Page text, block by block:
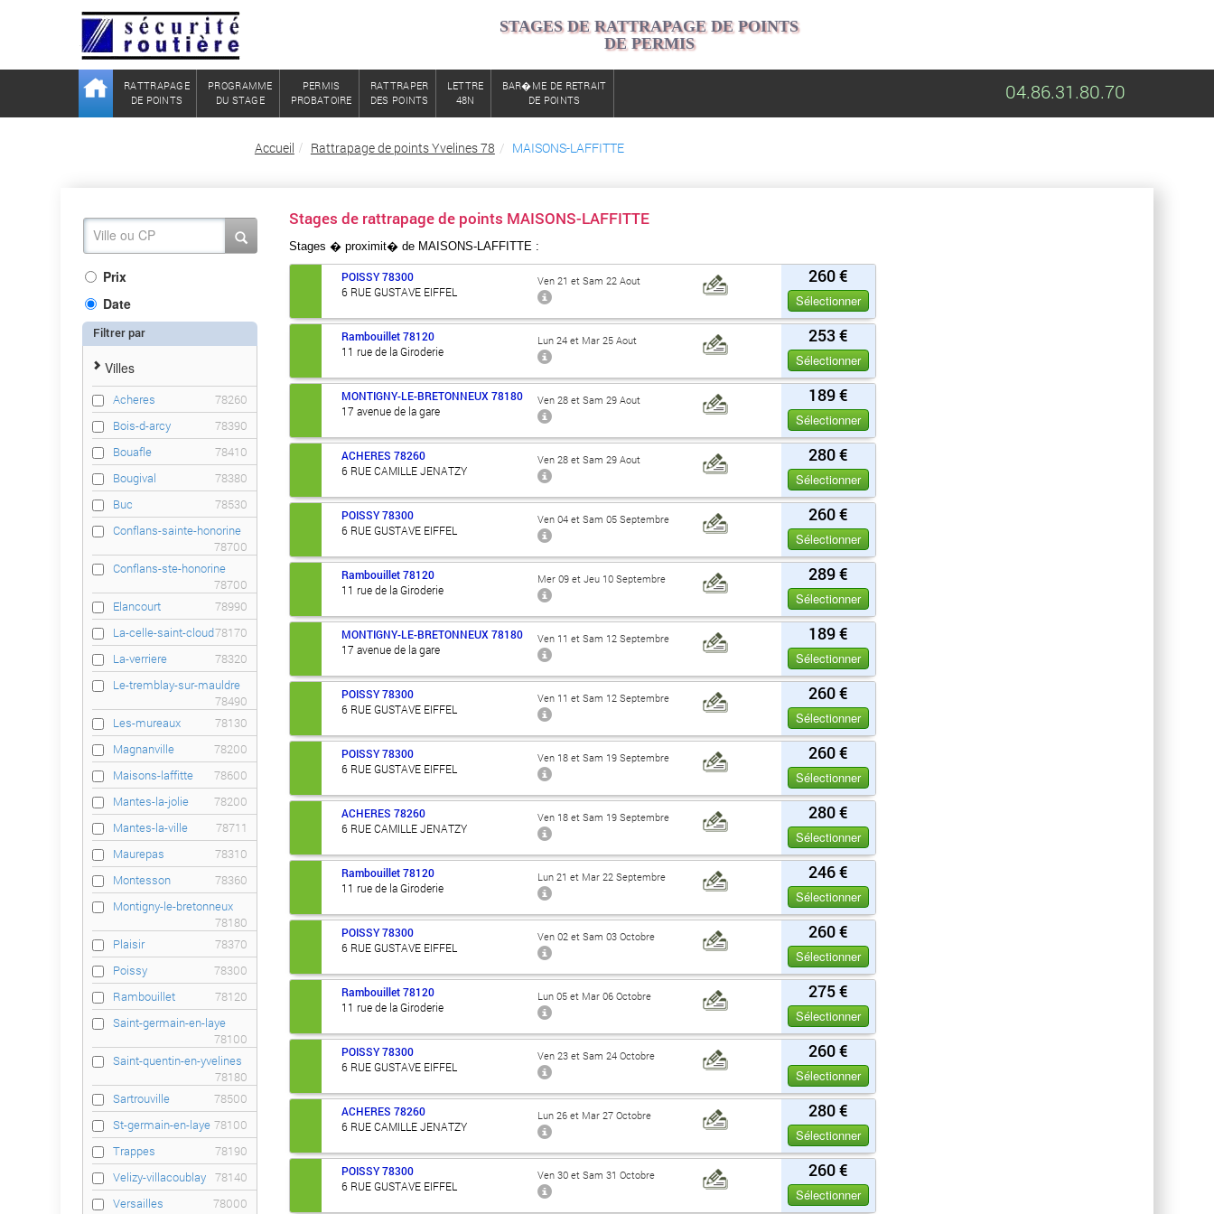
STAGES DE RATTRAPAGE DE POINTS
DE PERMIS
RATTRAPAGE
DE POINTS
PROGRAMME
DU STAGE
PERMIS
PROBATOIRE
RATTRAPER
DES POINTS
LETTRE
48N
BAR�ME DE RETRAIT
DE POINTS
04.86.31.80.70
Accueil Rattrapage de points Yvelines 78 MAISONS-LAFFITTE
Prix
Date
Filtrer par
Villes
Acheres
78260
Bois-d-arcy
78390
Bouafle
78410
Bougival
78380
Buc
78530
Conflans-sainte-honorine
78700
Conflans-ste-honorine
78700
Elancourt
78990
La-celle-saint-cloud78170
La-verriere
78320
Le-tremblay-sur-mauldre
78490
Les-mureaux
78130
Magnanville
78200
Maisons-laffitte
78600
Mantes-la-jolie
78200
Mantes-la-ville
78711
Maurepas
78310
Montesson
78360
Montigny-le-bretonneux
78180
Plaisir
78370
Poissy
78300
Rambouillet
78120
Saint-germain-en-laye
78100
Saint-quentin-en-yvelines
78180
Sartrouville
78500
St-germain-en-laye 78100
Trappes
78190
Velizy-villacoublay 78140
Versailles
78000
Stages de rattrapage de points MAISONS-LAFFITTE
Stages � proximit� de MAISONS-LAFFITTE :
260 €
Sélectionner
POISSY78300
6 RUE GUSTAVE EIFFEL
Ven 21 et Sam 22 Aout
253 €
Sélectionner
Rambouillet 78120
11 rue de la Giroderie
Lun 24 et Mar 25 Aout
189 €
Sélectionner
MONTIGNY-LE-BRETONNEUX 78180
17 avenue de la gare
Ven 28 et Sam 29 Aout
280 €
Sélectionner
ACHERES 78260
6 RUE CAMILLE JENATZY
Ven 28 et Sam 29 Aout
260 €
Sélectionner
POISSY78300
6 RUE GUSTAVE EIFFEL
Ven 04 et Sam 05 Septembre
289 €
Sélectionner
Rambouillet 78120
11 rue de la Giroderie
Mer 09 et Jeu 10 Septembre
189 €
Sélectionner
MONTIGNY-LE-BRETONNEUX 78180
17 avenue de la gare
Ven 11 et Sam 12 Septembre
260 €
Sélectionner
POISSY78300
6 RUE GUSTAVE EIFFEL
Ven 11 et Sam 12 Septembre
260 €
Sélectionner
POISSY78300
6 RUE GUSTAVE EIFFEL
Ven 18 et Sam 19 Septembre
280 €
Sélectionner
ACHERES 78260
6 RUE CAMILLE JENATZY
Ven 18 et Sam 19 Septembre
246 €
Sélectionner
Rambouillet 78120
11 rue de la Giroderie
Lun 21 et Mar 22 Septembre
260 €
Sélectionner
POISSY78300
6 RUE GUSTAVE EIFFEL
Ven 02 et Sam 03 Octobre
275 €
Sélectionner
Rambouillet 78120
11 rue de la Giroderie
Lun 05 et Mar 06 Octobre
260 €
Sélectionner
POISSY78300
6 RUE GUSTAVE EIFFEL
Ven 23 et Sam 24 Octobre
280 €
Sélectionner
ACHERES 78260
6 RUE CAMILLE JENATZY
Lun 26 et Mar 27 Octobre
260 €
Sélectionner
POISSY78300
6 RUE GUSTAVE EIFFEL
Ven 30 et Sam 31 Octobre